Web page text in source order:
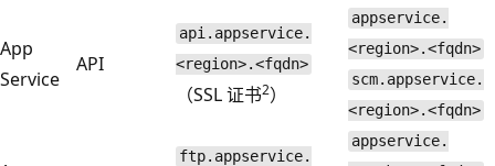
App
Service
API
api.appservice.
<region>.<fqdn>
（SSL 证书2）
appservice.
<region>.<fqdn>
scm.appservice.
<region>.<fqdn>
ftp.appservice.
appservice.